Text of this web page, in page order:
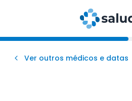
Ver outros médicos e datas